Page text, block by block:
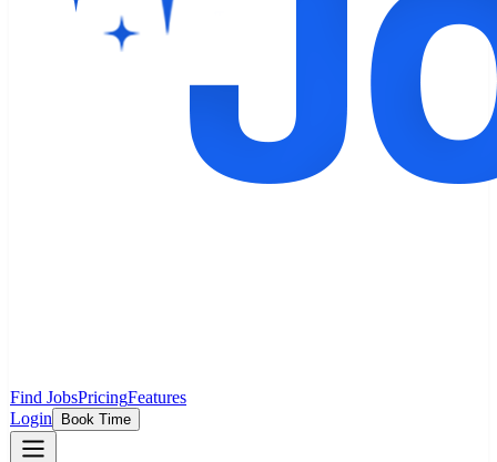
Find JobsPricingFeatures
Login
Book Time